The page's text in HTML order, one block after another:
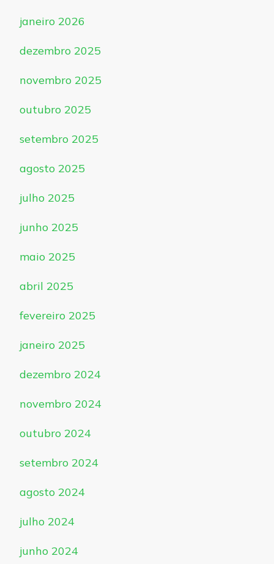
janeiro 2026
dezembro 2025
novembro 2025
outubro 2025
setembro 2025
agosto 2025
julho 2025
junho 2025
maio 2025
abril 2025
fevereiro 2025
janeiro 2025
dezembro 2024
novembro 2024
outubro 2024
setembro 2024
agosto 2024
julho 2024
junho 2024